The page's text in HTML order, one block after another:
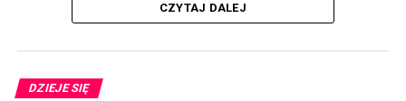
CZYTAJ DALEJ
DZIEJE SIĘ